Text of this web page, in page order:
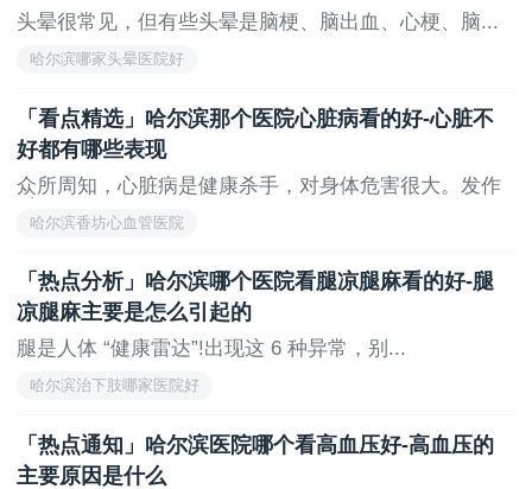
头晕很常见，但有些头晕是脑梗、脑出血、心梗、脑...
哈尔滨哪家头晕医院好
「看点精选」哈尔滨那个医院心脏病看的好-心脏不
好都有哪些表现
众所周知，心脏病是健康杀手，对身体危害很大。发作
哈尔滨香坊心血管医院
「热点分析」哈尔滨哪个医院看腿凉腿麻看的好-腿
凉腿麻主要是怎么引起的
腿是人体 “健康雷达”!出现这 6 种异常，别...
哈尔滨治下肢哪家医院好
「热点通知」哈尔滨医院哪个看高血压好-高血压的
主要原因是什么